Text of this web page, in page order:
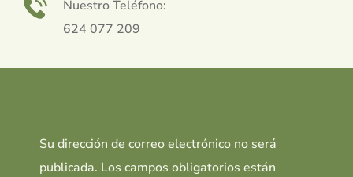
Nuestro Teléfono:
624 077 209
Su dirección de correo electrónico no será
publicada. Los campos obligatorios están